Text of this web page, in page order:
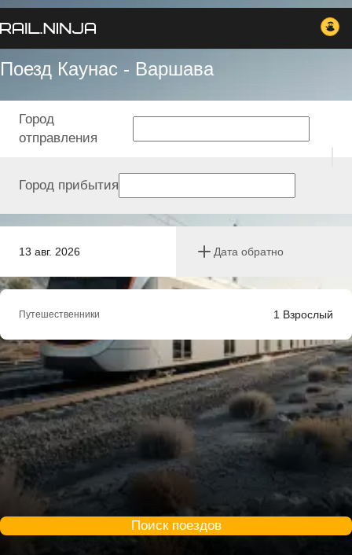
Поезд Каунас - Варшава
13 авг. 2026 Дата обратно
Город
отправления
Город прибытия
Путешественники 1 Взрослый
Поиск поездов